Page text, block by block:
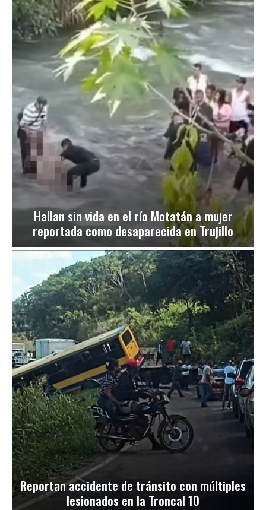
Hallan sin vida en el río Motatán a mujer
reportada como desaparecida en Trujillo
Reportan accidente de tránsito con múltiples
lesionados en la Troncal 10